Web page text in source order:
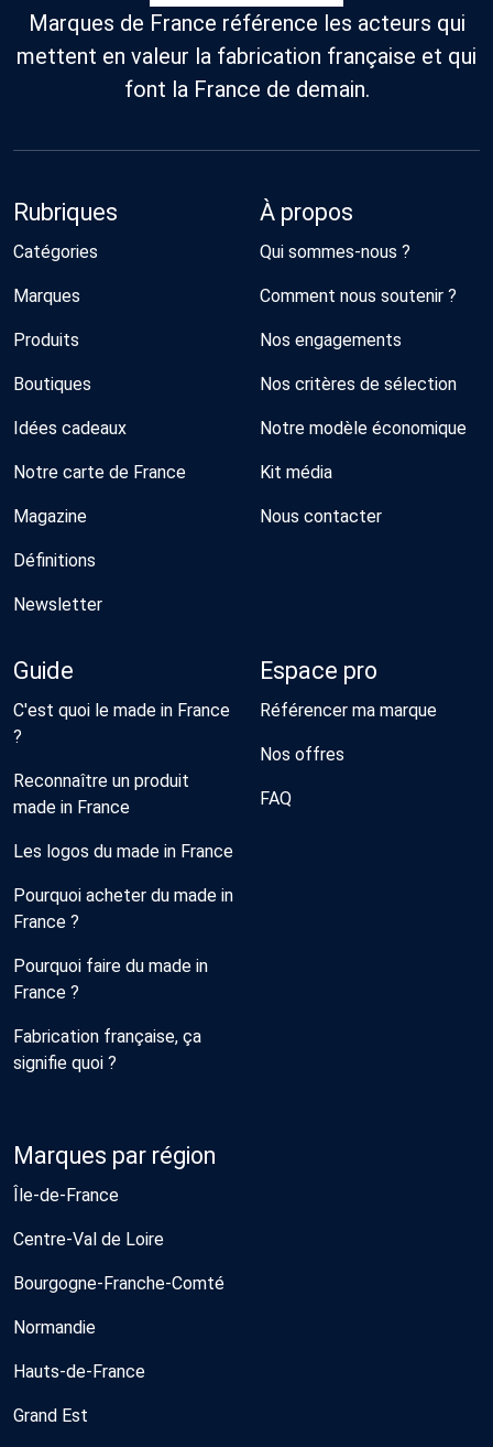
Marques de France référence les acteurs qui
mettent en valeur la fabrication française et qui
font la France de demain.
Rubriques
Catégories
Marques
Produits
Boutiques
Idées cadeaux
Notre carte de France
Magazine
Définitions
Newsletter
À propos
Qui sommes-nous ?
Comment nous soutenir ?
Nos engagements
Nos critères de sélection
Notre modèle économique
Kit média
Nous contacter
Guide
C'est quoi le made in France
?
Reconnaître un produit
made in France
Les logos du made in France
Pourquoi acheter du made in
France ?
Pourquoi faire du made in
France ?
Fabrication française, ça
signifie quoi ?
Espace pro
Référencer ma marque
Nos offres
FAQ
Marques par région
Île-de-France
Centre-Val de Loire
Bourgogne-Franche-Comté
Normandie
Hauts-de-France
Grand Est